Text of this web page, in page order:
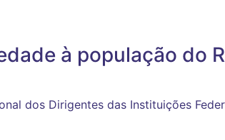
à população do
dos Dirigentes das Instituições